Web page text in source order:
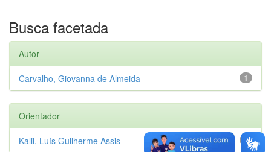
Busca facetada
Autor
1
Carvalho, Giovanna de Almeida
Orientador
1
Kalil, Luís Guilherme Assis